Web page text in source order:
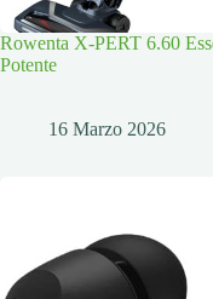
Rowenta X-PERT 6.60
Potente
16 Marzo 2026